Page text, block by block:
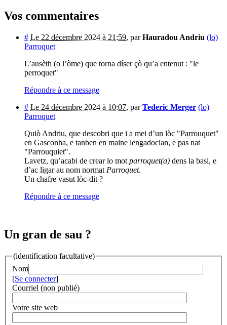
Vos commentaires
# Le 22 décembre 2024 à 21:59, parHauradou Andriu (lo)
Parroquet
L’ausèth (o l’òme) que torna díser çò qu’a entenut : "le
perroquet"
Répondre à ce message
# Le 24 décembre 2024 à 10:07, parTederic Merger (lo)
Parroquet
Quiò Andriu, que descobri que i a mei d’un lòc "Parrouquet"
en Gasconha, e tanben en maine lengadocian, e pas nat
"Parrouquiet".
Lavetz, qu’acabi de crear lo mot parroquet(a) dens la basi, e
d’ac ligar au nom normat Parroquet.
Un chafre vasut lòc-dit ?
Répondre à ce message
Un gran de sau ?
(identification facultative)
Nom
[Se connecter]
Courriel (non publié)
Votre site web